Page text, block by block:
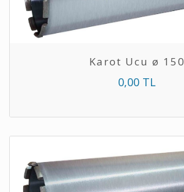
Karot Ucu ø 150
0,00 TL